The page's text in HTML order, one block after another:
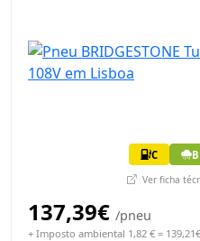
C B
Ver ficha
137,39€ /pneu
+ Imposto ambiental 1,82 € = 139,21€